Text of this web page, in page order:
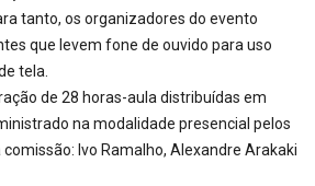
tanto, os organizadores do evento
que levem fone de ouvido para uso
tela.
de 28 horas-aula distribuídas em
na modalidade presencial pelos
Ivo Ramalho, Alexandre Arakaki